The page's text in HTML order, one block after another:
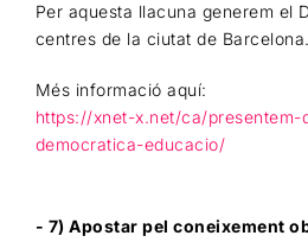
Per aquesta llacuna generem el
centres de la ciutat de Barcelona.
Més informació aquí:
https://xnet-x.net/ca/
democratica-educacio/
- 7) Apostar pel coneixement